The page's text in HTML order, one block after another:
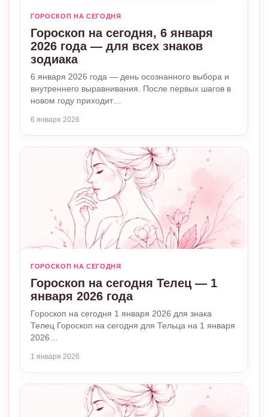
ГОРОСКОП НА СЕГОДНЯ
Гороскоп на сегодня, 6 января
2026 года — для всех знаков
зодиака
6 января 2026 года — день осознанного выбора и
внутреннего выравнивания. После первых шагов в
новом году приходит…
6 января 2026
ГОРОСКОП НА СЕГОДНЯ
Гороскоп на сегодня Телец — 1
января 2026 года
Гороскоп на сегодня 1 января 2026 для знака
Телец Гороскоп на сегодня для Тельца на 1 января
2026…
1 января 2026